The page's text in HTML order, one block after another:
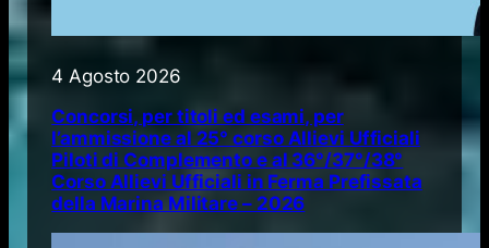
4 Agosto 2026
Concorsi, per titoli ed esami, per
l’ammissione al 25° corso Allievi Ufficiali
Piloti di Complemento e al 36°/37°/38°
Corso Allievi Ufficiali in Ferma Prefissata
della Marina Militare – 2026